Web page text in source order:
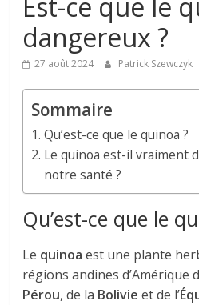
Est-ce que le
dangereux ?
27 août 2024 Patrick Szewczyk
Sommaire
Qu’est-ce que le quinoa ?
Le quinoa est-il vraiment
notre santé ?
Qu’est-ce que le
Le quinoa est une plante
régions andines d’Amérique
Pérou, de la Bolivie et de l’